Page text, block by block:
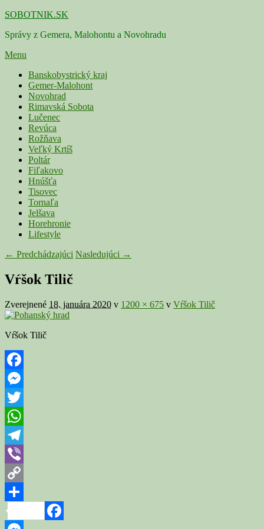
Skip
content
SOBOTNIK.SK
Správy z Gemera, Malohontu a Novohradu
Menu
Primárne
menu
Banskobystrický kraj
Gemer-Malohont
Novohrad
Rimavská Sobota
Lučenec
Revúca
Rožňava
Veľký Krtíš
Poltár
Fiľakovo
Hnúšťa
Tisovec
Tornaľa
Jelšava
Horehronie
Lifestyle
Navigácia
galérii
← Predchádzajúci Nasledujúci →
Vŕšok Tilič
Zverejnené 18. januára 2020 v 1200 × 675 v Vŕšok Tilič
Vŕšok Tilič
Facebook
Messenger
Twitter
WhatsApp
Telegram
Viber
Copy
Link
Share